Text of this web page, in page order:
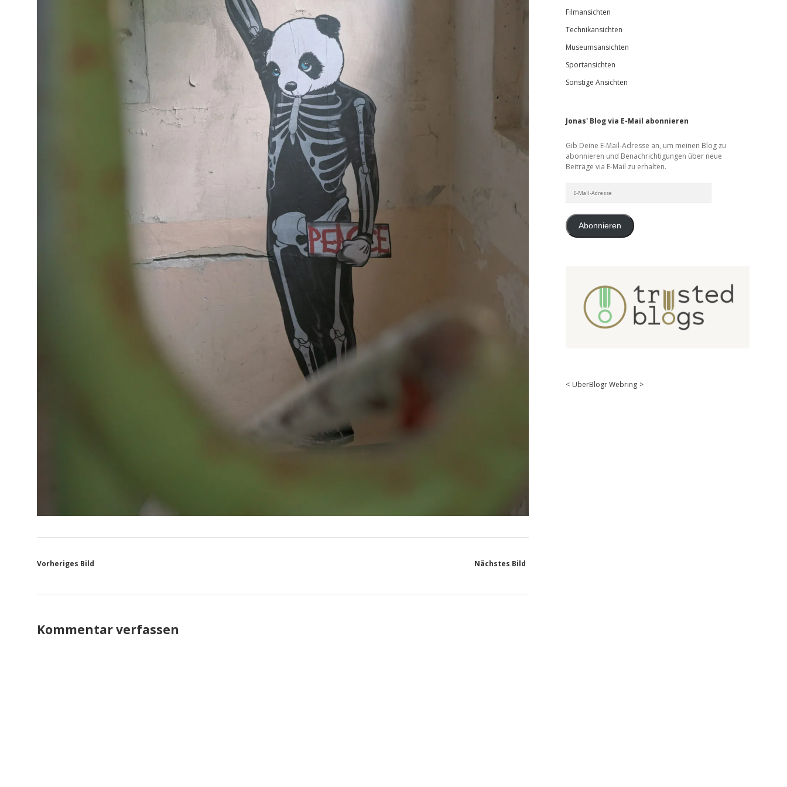
Vorheriges Bild Nächstes Bild
Kommentar verfassen
Filmansichten
Technikansichten
Museumsansichten
Sportansichten
Sonstige Ansichten
Jonas' Blog via E-Mail abonnieren
Gib Deine E-Mail-Adresse an, um meinen Blog zu
abonnieren und Benachrichtigungen über neue
Beiträge via E-Mail zu erhalten.
Mail-
Abonnieren
< UberBlogr Webring >